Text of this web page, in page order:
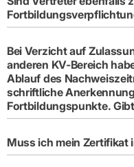
Bei Verzicht auf
anderen KV-Bereich
Ablauf des
schriftliche
Fortbildungspunkte.
Muss ich mein Zertifikat
Wichtig:Damit
ankommen,
übermittelt werden